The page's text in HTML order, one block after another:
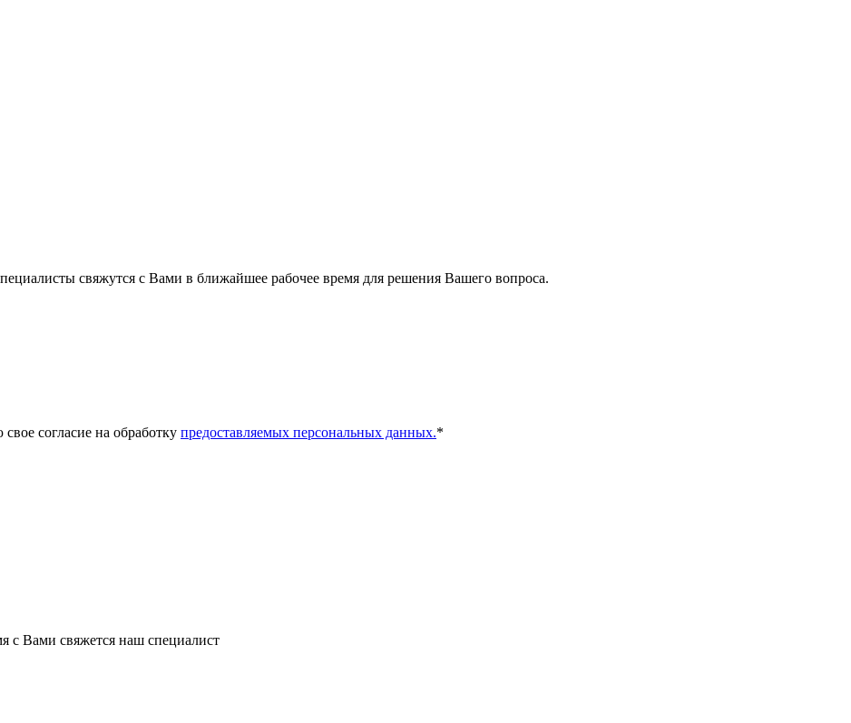
свяжутся с Вами в ближайшее рабочее время для решения Вашего вопроса.
согласие на обработку предоставляемых персональных данных.*
с Вами свяжется наш специалист